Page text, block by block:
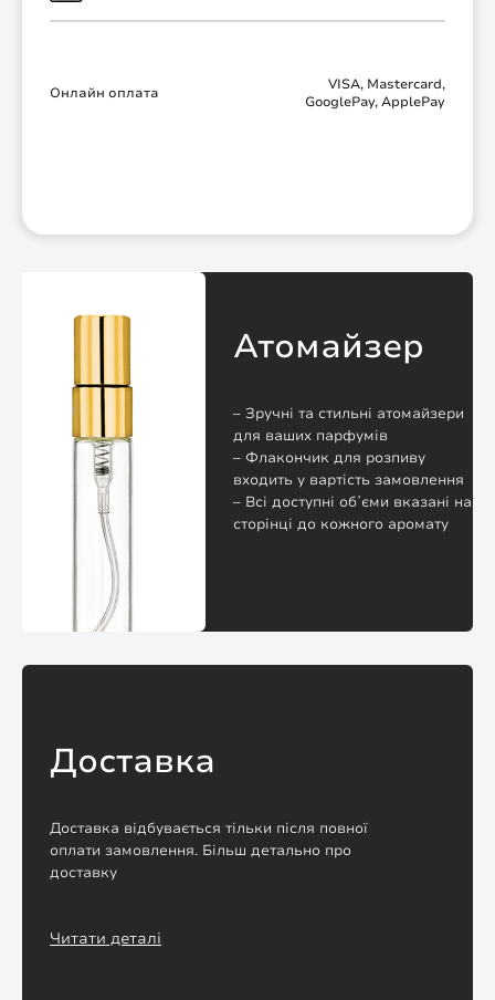
Онлайн оплата
VISA, Mastercard,
GooglePay, ApplePay
Атомайзер
– Зручні та стильні атомайзери
для ваших парфумів
– Флакончик для розпиву
входить у вартість замовлення
– Всі доступні обʼєми вказані на
сторінці до кожного аромату
Доставка
Доставка відбувається тільки після повної
оплати замовлення. Більш детально про
доставку
Читати деталі